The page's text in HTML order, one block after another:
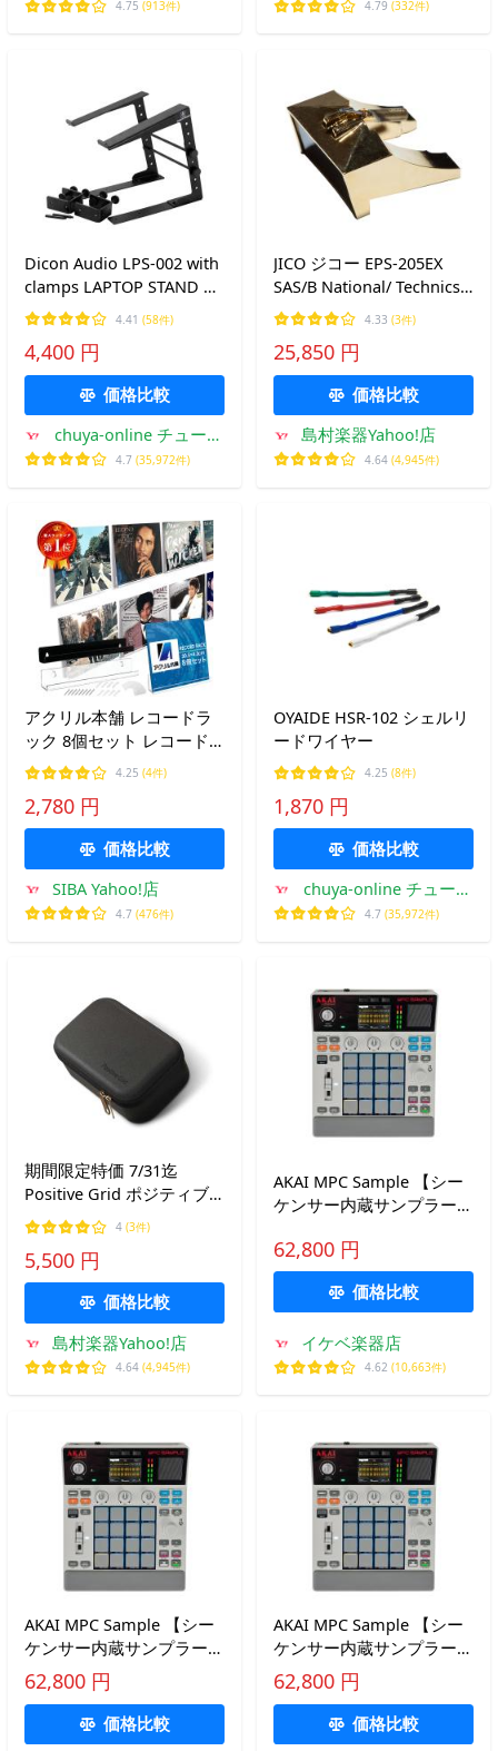
4.75 (913件) 4.79 (332件)
Dicon Audio LPS-002 with
clamps LAPTOP STAND ラ
ップトップスタンド
4.41 (58件)
4,400 円
価格比較
chuya-online チューヤ
オンライン
4.7 (35,972件)
JICO ジコー EPS-205EX
SAS/B National/ Technics
ナショナル/ テクニクス レ
コード針 36-205EX
4.33 (3件)
25,850 円
価格比較
島村楽器Yahoo!店
4.64 (4,945件)
アクリル本舗 レコードラ
ック 8個セット レコード
棚 ラック 壁掛けラック 壁
LPレコードラック 透明 ア
クリル製 レコード収納ラ
ック
4.25 (4件)
2,780 円
価格比較
SIBA Yahoo!店
4.7 (476件)
OYAIDE HSR-102 シェルリ
ードワイヤー
4.25 (8件)
1,870 円
価格比較
chuya-online チューヤ
オンライン
4.7 (35,972件)
期間限定特価 7/31迄
Positive Grid ポジティブ
グリッド Spark GO Case
Spark GO 専用ケース
4 (3件)
5,500 円
価格比較
島村楽器Yahoo!店
4.64 (4,945件)
AKAI MPC Sample 【シー
ケンサー内蔵サンプラー】
62,800 円
価格比較
イケベ楽器店
4.62 (10,663件)
AKAI MPC Sample 【シー
ケンサー内蔵サンプラー】
(アカイ)
62,800 円
価格比較
AKAI MPC Sample 【シー
ケンサー内蔵サンプラー】
(アカイ)
62,800 円
価格比較